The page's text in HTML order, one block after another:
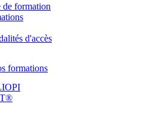
formation
d'accès
formations